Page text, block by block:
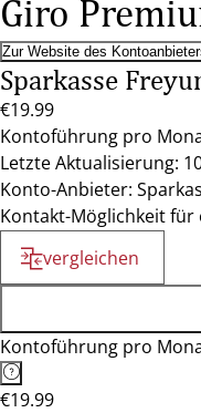
Giro
Zur Website des
Sparkasse
€19.99
Kontoführung pro
Letzte Aktualisierung:
Konto-Anbieter:
Kontakt-Möglichkeit
vergleichen
Kontoführung pro
€19.99